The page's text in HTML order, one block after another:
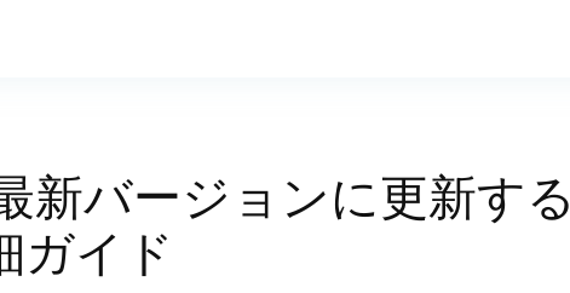
新バージョンに更新する
ガイド